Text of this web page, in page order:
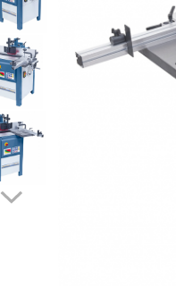
cu banda si taiere
metal cu
dubla
metal
de viteze
de ghidare